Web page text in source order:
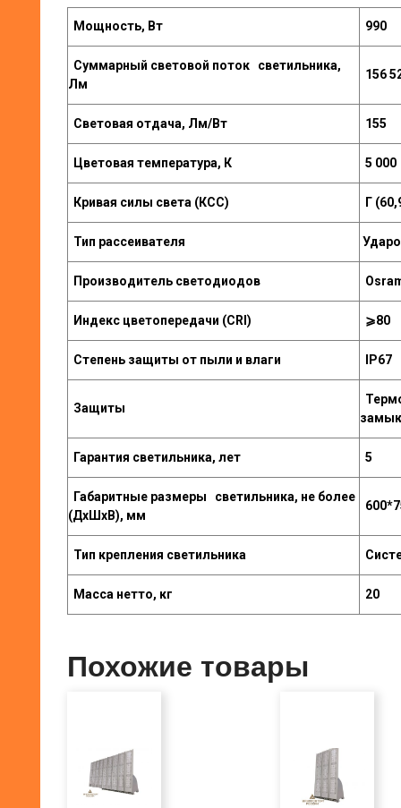
Мощность, Вт 990
Суммарный световой поток светильника,
Лм
156
Световая отдача, Лм/Вт 155
Цветовая температура, К 5 000
Кривая силы света (КСС) Г
Тип рассеивателя
Производитель светодиодов
Индекс цветопередачи (CRI) ⩾80
Степень защиты от пыли и влаги IP67
Защиты
Гарантия светильника, лет 5
Габаритные размеры светильника, не более
(ДхШхВ), мм
Тип крепления светильника
Масса нетто, кг 20
Похожие товары